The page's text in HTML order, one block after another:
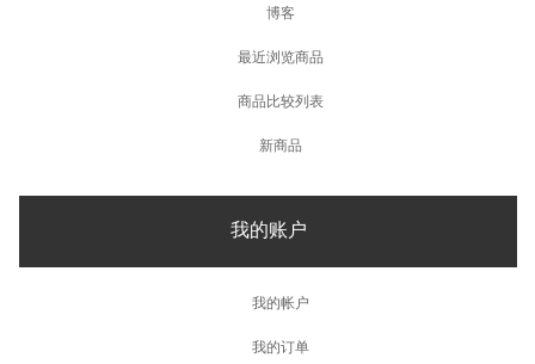
博客
最近浏览商品
商品比较列表
新商品
我的账户
我的帐户
我的订单